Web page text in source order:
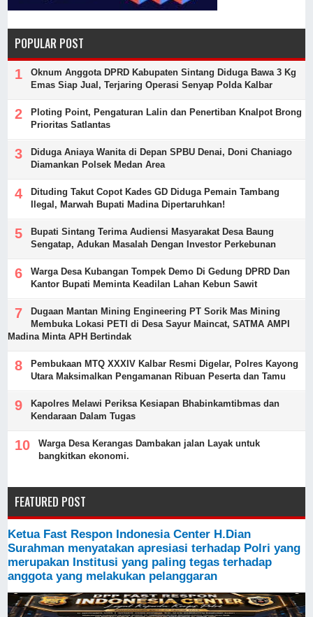
POPULAR POST
Oknum Anggota DPRD Kabupaten Sintang Diduga Bawa 3 Kg
Emas Siap Jual, Terjaring Operasi Senyap Polda Kalbar
Ploting Point, Pengaturan Lalin dan Penertiban Knalpot Brong
Prioritas Satlantas
Diduga Aniaya Wanita di Depan SPBU Denai, Doni Chaniago
Diamankan Polsek Medan Area
Dituding Takut Copot Kades GD Diduga Pemain Tambang
Ilegal, Marwah Bupati Madina Dipertaruhkan!
Bupati Sintang Terima Audiensi Masyarakat Desa Baung
Sengatap, Adukan Masalah Dengan Investor Perkebunan
Warga Desa Kubangan Tompek Demo Di Gedung DPRD Dan
Kantor Bupati Meminta Keadilan Lahan Kebun Sawit
Dugaan Mantan Mining Engineering PT Sorik Mas Mining
Membuka Lokasi PETI di Desa Sayur Maincat, SATMA AMPI
Madina Minta APH Bertindak
Pembukaan MTQ XXXIV Kalbar Resmi Digelar, Polres Kayong
Utara Maksimalkan Pengamanan Ribuan Peserta dan Tamu
Kapolres Melawi Periksa Kesiapan Bhabinkamtibmas dan
Kendaraan Dalam Tugas
Warga Desa Kerangas Dambakan jalan Layak untuk
bangkitkan ekonomi.
FEATURED POST
Ketua Fast Respon Indonesia Center H.Dian
Surahman menyatakan apresiasi terhadap Polri yang
merupakan Institusi yang paling tegas terhadap
anggota yang melakukan pelanggaran